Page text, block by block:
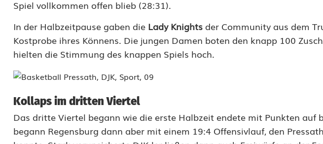
r
t
Spiel vollkommen offen blieb (28:31).
In der Halbzeitpause gaben die Lady Knights der Community aus dem
Kostprobe ihres Könnens. Die jungen Damen boten den knapp 100
hielten die Stimmung des knappen Spiels hoch.
Kollaps im dritten Viertel
Das dritte Viertel begann wie die erste Halbzeit endete mit Punkten auf
begann Regensburg dann aber mit einem 19:4 Offensivlauf, den